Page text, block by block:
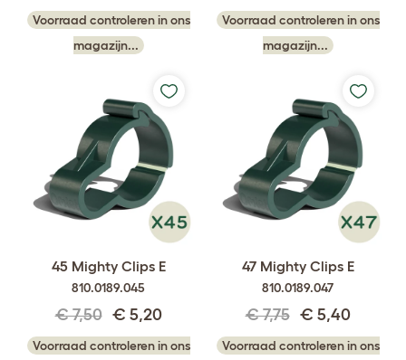
Voorraad controleren in ons
magazijn...
Voorraad controleren in ons
magazijn...
45 Mighty Clips E
810.0189.045
€ 7,50 € 5,20
Voorraad controleren in ons
47 Mighty Clips E
810.0189.047
€ 7,75 € 5,40
Voorraad controleren in ons